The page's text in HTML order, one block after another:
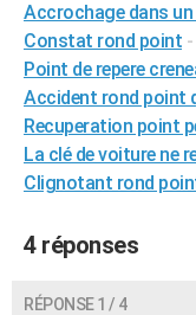
Art de vivre
Bien-être
Loisirs
ModeModes de vie
SANTE
Alimentation
Guide de la santé
Maladies
Médicaments
Sommeil
Destinations
City break
Voyage nature
Voyage de noces
Forum
Climat
PHOTO
GUIDES D'ACHAT
Accrochage dans
Constat rond point
Point de repere
Accident rond point
Recuperation point
La clé de voiture ne
Clignotant rond
4 réponses
RÉPONSE 1 / 4